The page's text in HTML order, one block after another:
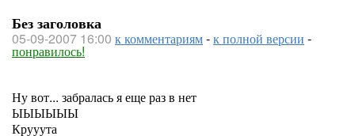
Без заголовка
05-09-2007 16:00 к комментариям-к полной версии -
понравилось!
Ну вот... забралась я еще раз в нет
ЫЫЫЫЫЫ
Крууута